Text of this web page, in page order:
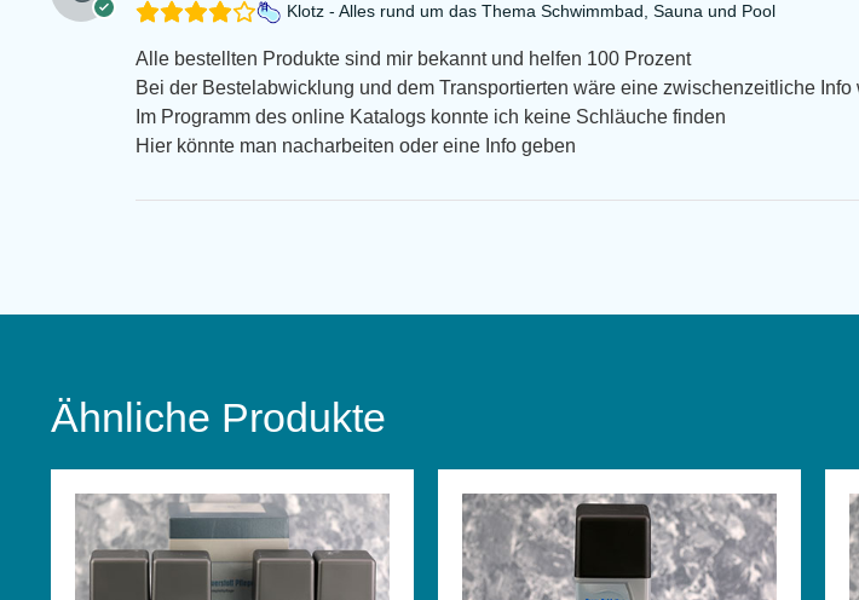
Klotz - Alles rund um das Thema Schwimmbad, Sauna und Pool
Alle bestellten Produkte sind mir bekannt und helfen 100 Prozent
Bei der Bestelabwicklung und dem Transportierten wäre eine zwischenzeitliche Info
Im Programm des online Katalogs konnte ich keine Schläuche finden
Hier könnte man nacharbeiten oder eine Info geben
Ähnliche Produkte